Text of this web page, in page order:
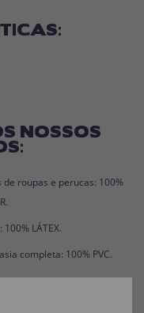
NOSSOS
roupas e perucas: 100%
LÁTEX.
completa: 100% PVC.